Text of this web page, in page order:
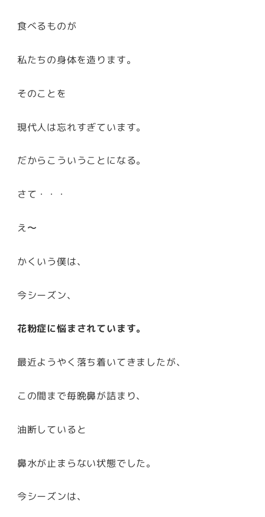
食べるものが
私たちの身体を造ります。
そのことを
現代人は忘れすぎています。
だからこういうことになる。
さて・・・
え〜
かくいう僕は、
今シーズン、
花粉症に悩まされています。
最近ようやく落ち着いてきましたが、
この間まで毎晩鼻が詰まり、
油断していると
鼻水が止まらない状態でした。
今シーズンは、